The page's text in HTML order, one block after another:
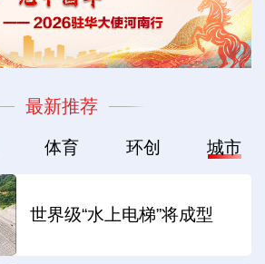
最新推荐
体育 环创 城市
世界级“水上电梯”将成型